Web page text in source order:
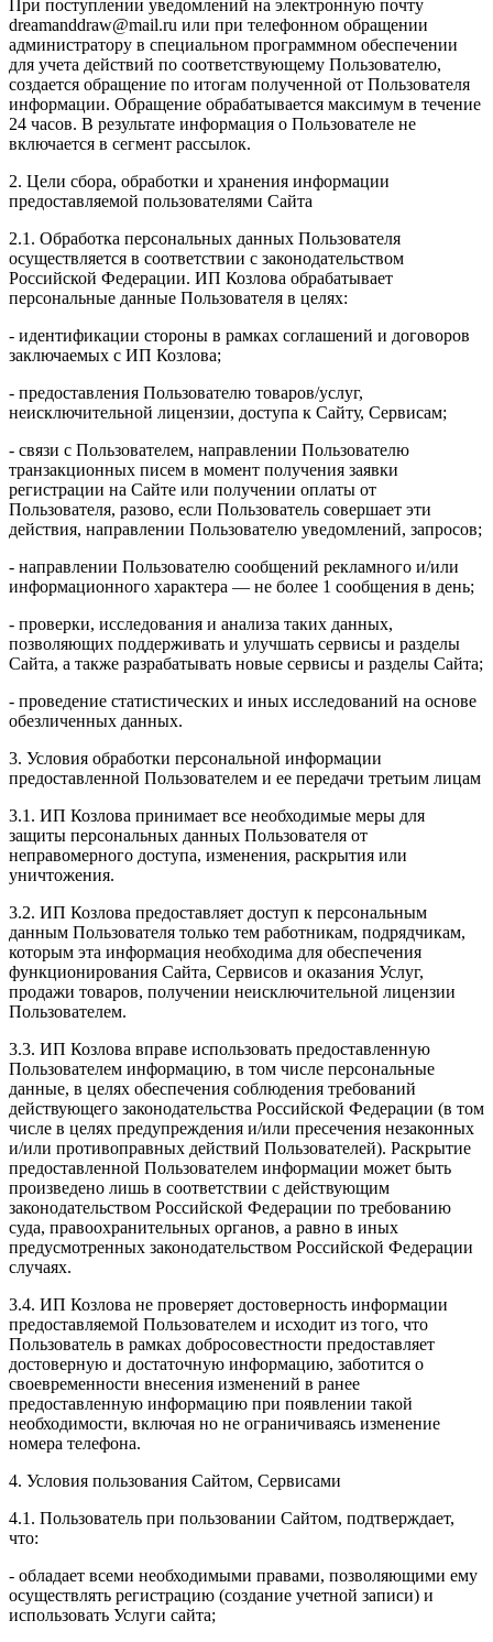
При поступлении уведомлений на электронную почту
dreamanddraw@mail.ru или при телефонном обращении
администратору в специальном программном обеспечении
для учета действий по соответствующему Пользователю,
создается обращение по итогам полученной от Пользователя
информации. Обращение обрабатывается максимум в течение
24 часов. В результате информация о Пользователе не
включается в сегмент рассылок.
2. Цели сбора, обработки и хранения информации
предоставляемой пользователями Сайта
2.1. Обработка персональных данных Пользователя
осуществляется в соответствии с законодательством
Российской Федерации. ИП Козловa обрабатывает
персональные данные Пользователя в целях:
- идентификации стороны в рамках соглашений и договоров
заключаемых с ИП Козлова;
- предоставления Пользователю товаров/услуг,
неисключительной лицензии, доступа к Сайту, Сервисам;
- связи с Пользователем, направлении Пользователю
транзакционных писем в момент получения заявки
регистрации на Сайте или получении оплаты от
Пользователя, разово, если Пользователь совершает эти
действия, направлении Пользователю уведомлений, запросов;
- направлении Пользователю сообщений рекламного и/или
информационного характера — не более 1 сообщения в день;
- проверки, исследования и анализа таких данных,
позволяющих поддерживать и улучшать сервисы и разделы
Сайта, а также разрабатывать новые сервисы и разделы Сайта;
- проведение статистических и иных исследований на основе
обезличенных данных.
3. Условия обработки персональной информации
предоставленной Пользователем и ее передачи третьим лицам
3.1. ИП Козлова принимает все необходимые меры для
защиты персональных данных Пользователя от
неправомерного доступа, изменения, раскрытия или
уничтожения.
3.2. ИП Козлова предоставляет доступ к персональным
данным Пользователя только тем работникам, подрядчикам,
которым эта информация необходима для обеспечения
функционирования Сайта, Сервисов и оказания Услуг,
продажи товаров, получении неисключительной лицензии
Пользователем.
3.3. ИП Козлова вправе использовать предоставленную
Пользователем информацию, в том числе персональные
данные, в целях обеспечения соблюдения требований
действующего законодательства Российской Федерации (в том
числе в целях предупреждения и/или пресечения незаконных
и/или противоправных действий Пользователей). Раскрытие
предоставленной Пользователем информации может быть
произведено лишь в соответствии с действующим
законодательством Российской Федерации по требованию
суда, правоохранительных органов, а равно в иных
предусмотренных законодательством Российской Федерации
случаях.
3.4. ИП Козлова не проверяет достоверность информации
предоставляемой Пользователем и исходит из того, что
Пользователь в рамках добросовестности предоставляет
достоверную и достаточную информацию, заботится о
своевременности внесения изменений в ранее
предоставленную информацию при появлении такой
необходимости, включая но не ограничиваясь изменение
номера телефона.
4. Условия пользования Сайтом, Сервисами
4.1. Пользователь при пользовании Сайтом, подтверждает,
что:
- обладает всеми необходимыми правами, позволяющими ему
осуществлять регистрацию (создание учетной записи) и
использовать Услуги сайта;